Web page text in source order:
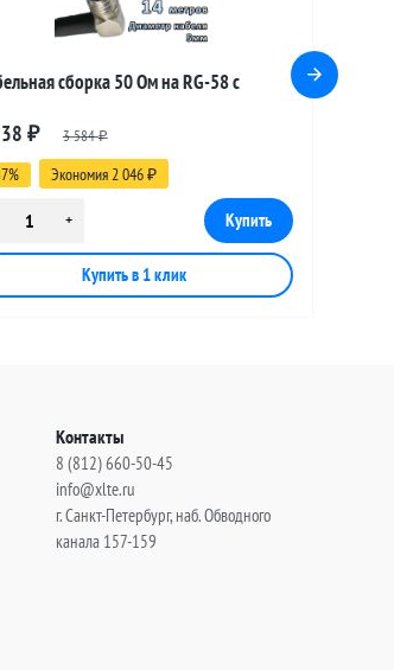
сборка 50 Ом на RG-58 с
₽ 3 584₽
Экономия 2 046 ₽
Контакты
8 (812) 660-50-45
info@xlte.ru
г. Санкт-Петербург, наб. Обводного
канала 157-159